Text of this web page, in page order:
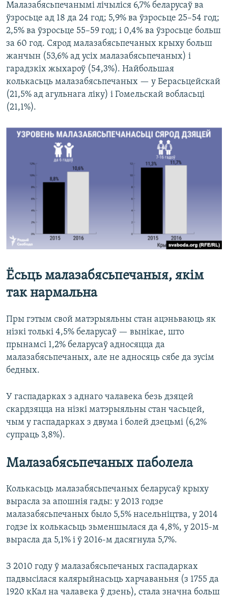
Малазабясьпечанымі лічыліся 6,7% беларусаў ва
ўзросьце ад 18 да 24 год; 5,9% ва ўзросьце 25–54 год;
2,5% ва ўзросьце 55–59 год; і 0,4% ва ўзросьце больш
за 60 год. Сярод малазабясьпечаных крыху больш
жанчын (53,6% ад усіх малазабясьпечаных) і
гарадзкіх жыхароў (54,3%). Найбольшая
колькасьць малазабясьпечаных — у Берасьцейскай
(21,5% ад агульнага ліку) і Гомельскай вобласьці
(21,1%).
Ёсьць малазабясьпечаныя, якім
так нармальна
Пры гэтым свой матэрыяльны стан ацэньваюць як
нізкі толькі 4,5% беларусаў — вынікае, што
прынамсі 1,2% беларусаў адносяцца да
малазабясьпечаных, але не адносяць сябе да зусім
бедных.
У гаспадарках з аднаго чалавека безь дзяцей
скардзяцца на нізкі матэрыяльны стан часьцей,
чым у гаспадарках з двума і болей дзецьмі (6,2%
супраць 3,8%).
Малазабясьпечаных паболела
Колькасьць малазабясьпечаных беларусаў крыху
вырасла за апошнія гады: у 2013 годзе
малазабясьпечаных было 5,5% насельніцтва, у 2014
годзе іх колькасьць зьменшылася да 4,8%, у 2015-м
вырасла да 5,1% і ў 2016-м дасягнула 5,7%.
З 2010 году ў малазабясьпечаных гаспадарках
падвысілася калярыйнасьць харчаваньня (з 1755 да
1920 кКал на чалавека ў дзень), стала значна больш